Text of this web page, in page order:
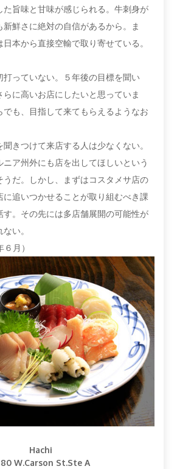
た旨味と甘味が感じられる。牛刺身が
新鮮さに絶対の自信があるから。ま
本から直接空輸で取り寄せている。
打っていない。５年後の目標を聞い
らに高いお店にしたいと思っていま
でも、目指して来てもらえるようなお
きつけて来店する人は少なくない。
ニア州外にも店を出してほしいという
うだ。しかし、まずはコスタメサ店の
に追いつかせることが取り組むべき課
す。その先には多店舗展開の可能性が
い。
月）
Hachi
W.Carson St.Ste A